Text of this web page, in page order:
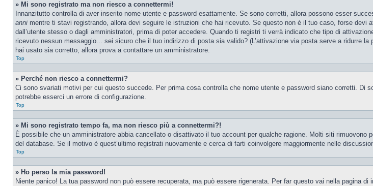
» Mi sono registrato ma non riesco a connettermi!
Innanzitutto controlla di aver inserito nome utente e password esattamente. Se sono corretti, allora possono esser
anni mentre ti stavi registrando, allora devi seguire le istruzioni che hai ricevuto. Se questo non è il tuo caso, forse
dall’utente stesso o dagli amministratori, prima di poter accedere. Quando ti registri ti verrà indicato che tipo di
ricevuto nessun messaggio... sei sicuro che il tuo indirizzo di posta sia valido? (L’attivazione via posta serve a ridurre
hai usato sia corretto, allora prova a contattare un amministratore.
Top
» Perché non riesco a connettermi?
Ci sono svariati motivi per cui questo succede. Per prima cosa controlla che nome utente e password siano corretti.
potrebbe esserci un errore di configurazione.
Top
» Mi sono registrato tempo fa, ma non riesco più a connettermi?!
È possibile che un amministratore abbia cancellato o disattivato il tuo account per qualche ragione. Molti siti
del database. Se il motivo è quest’ultimo registrati nuovamente e cerca di farti coinvolgere maggiormente nelle
Top
» Ho perso la mia password!
Niente panico! La tua password non può essere recuperata, ma può essere rigenerata. Per far questo vai nella pagina di